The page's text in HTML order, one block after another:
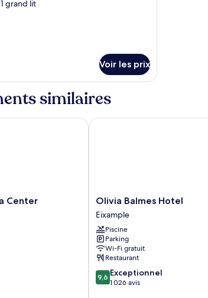
grand lit
Voir les prix
similaires
Center
Olivia
Balmes
Hotel
Eixample
Olivia Balmes Hotel
Eixample
Piscine
Parking
Wi-Fi gratuit
Restaurant
9.6
sur
9,6 Exceptionnel
1 026 avis
Olivia Balmes Hotel